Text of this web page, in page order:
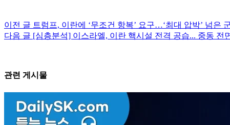
이전 글 트럼프, 이란에 ‘무조건 항복’ 요구…‘최대 압박’ 넘은
다음 글 [심층분석] 이스라엘, 이란 핵시설 전격 공습... 중동 전
관련 게시물